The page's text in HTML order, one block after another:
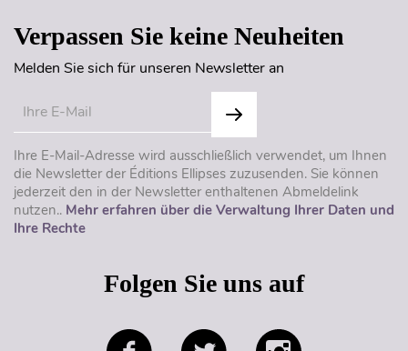
Verpassen Sie keine Neuheiten
Melden Sie sich für unseren Newsletter an
Ihre E-Mail-Adresse wird ausschließlich verwendet, um Ihnen
die Newsletter der Éditions Ellipses zuzusenden. Sie können
jederzeit den in der Newsletter enthaltenen Abmeldelink
nutzen.. Mehr erfahren über die Verwaltung Ihrer Daten und
Ihre Rechte
Folgen Sie uns auf